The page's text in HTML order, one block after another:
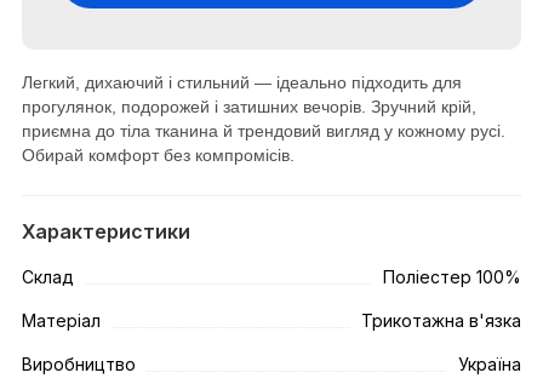
Легкий, дихаючий і стильний — ідеально підходить для
прогулянок, подорожей і затишних вечорів. Зручний крій,
приємна до тіла тканина й трендовий вигляд у кожному русі.
Обирай комфорт без компромісів.
Характеристики
Склад Поліестер 100%
Матеріал Трикотажна в'язка
Виробництво Україна